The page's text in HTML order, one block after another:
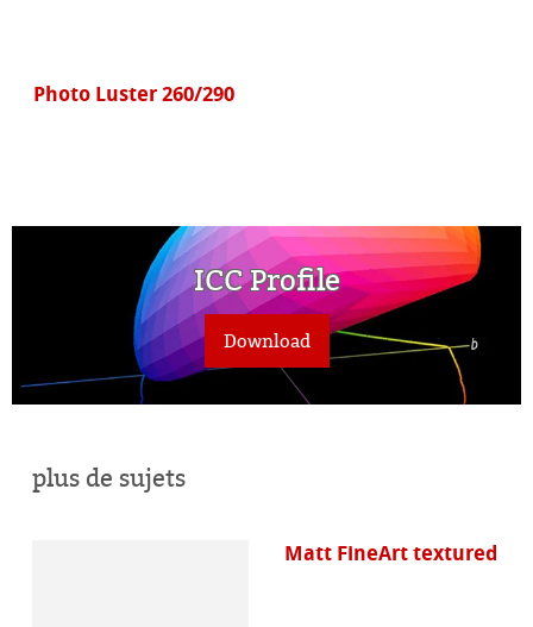
Photo Luster 260/290
ICC Profile
Download
plus de sujets
Matt FineArt textured